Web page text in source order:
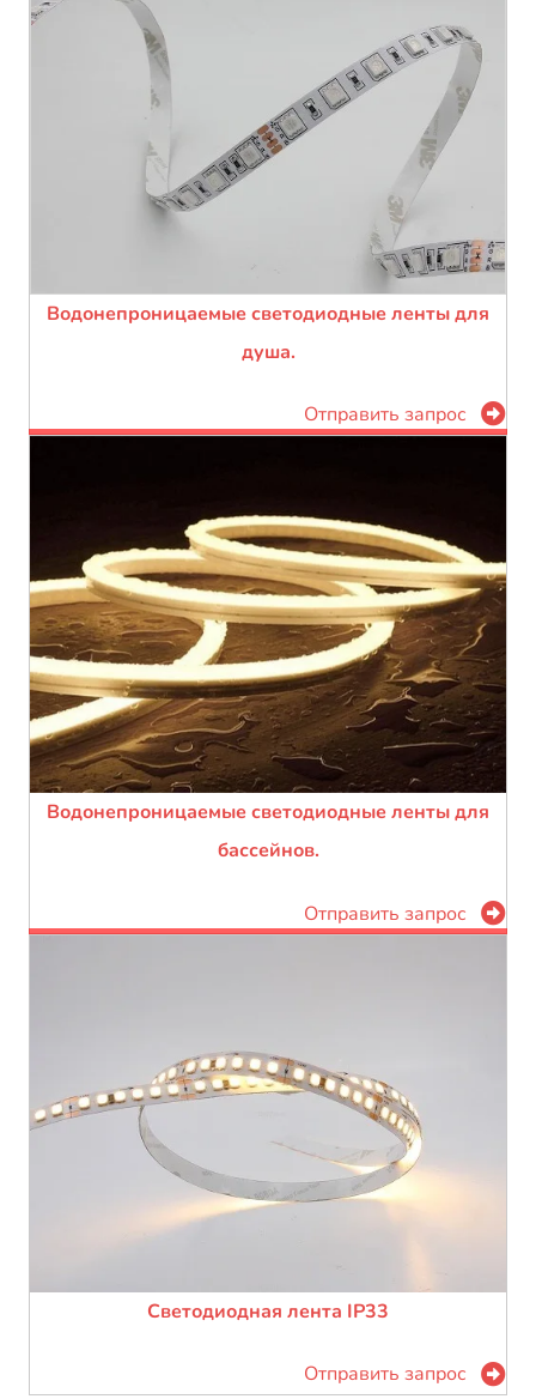
Водонепроницаемые светодиодные ленты для
душа.
Отправить запрос
Водонепроницаемые светодиодные ленты для
бассейнов.
Отправить запрос
Светодиодная лента IP33
Отправить запрос